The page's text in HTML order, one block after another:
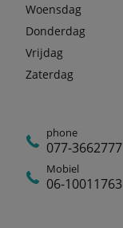
Woensdag
Donderdag
Vrijdag
Zaterdag
phone
077-3662777
Mobiel
06-10011763